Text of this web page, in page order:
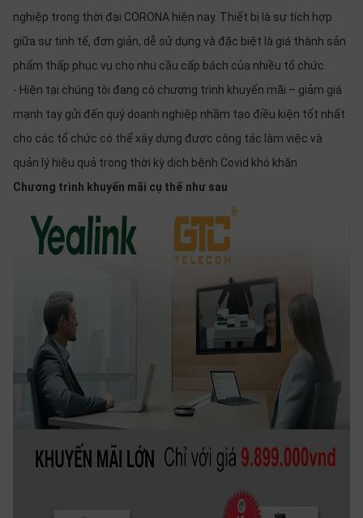
nghiệp trong thời đại CORONA hiện nay. Thiết bị là sự tích hợp
giữa sự tinh tế, đơn giản, dễ sử dụng và đặc biệt là giá thành sản
phẩm thấp phục vụ cho nhu cầu cấp bách của nhiều tổ chức.
- Hiện tại chúng tôi đang có chương trình khuyến mãi – giảm giá
mạnh tay gửi đến quý doanh nghiệp nhầm tạo điều kiện tốt nhất
cho các tổ chức có thể xây dựng được công tác làm việc và
quản lý hiệu quả trong thời kỳ dịch bệnh Covid khó khăn
Chương trình khuyến mãi cụ thể như sau